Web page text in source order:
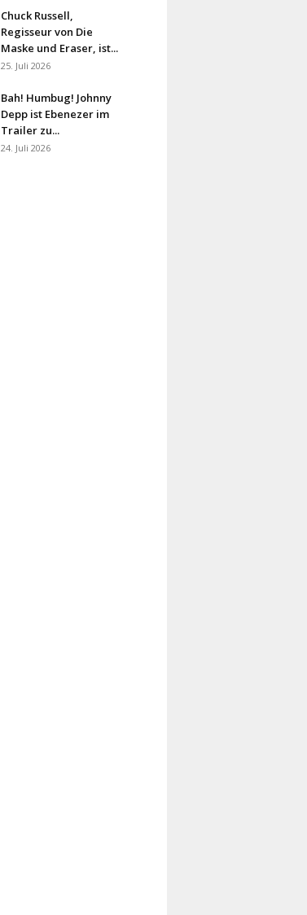
Chuck Russell,
Regisseur von Die
Maske und Eraser, ist...
25. Juli 2026
Bah! Humbug! Johnny
Depp ist Ebenezer im
Trailer zu...
24. Juli 2026